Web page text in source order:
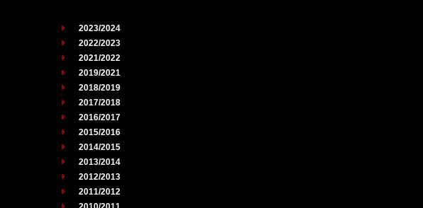
2023/2024
2022/2023
2021/2022
2019/2021
2018/2019
2017/2018
2016/2017
2015/2016
2014/2015
2013/2014
2012/2013
2011/2012